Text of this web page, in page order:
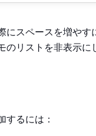
にスペースを増や
のリストを非表示
するには：